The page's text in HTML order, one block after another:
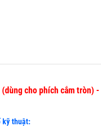
(dùng cho phích cắm tròn) -
kỹ thuật: